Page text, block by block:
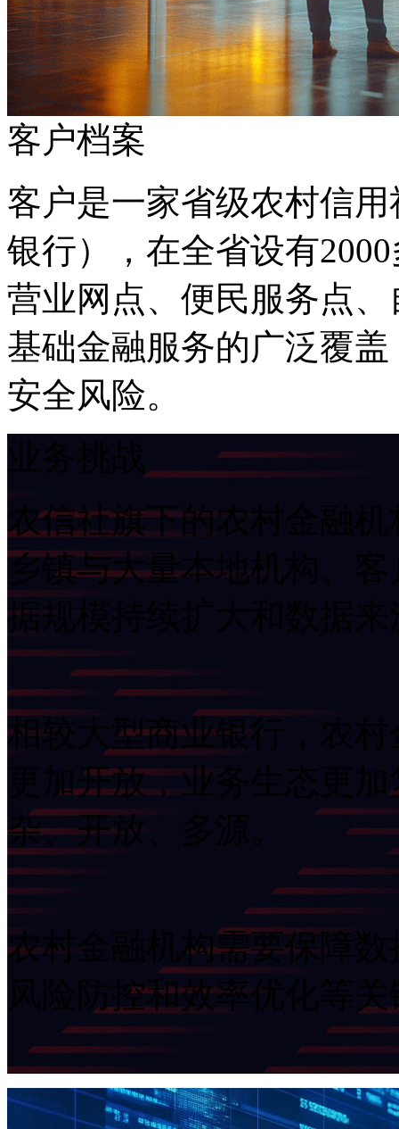
客户档案
客户是一家省级农村信用
银行），在全省设有
营业网点、便民服务点
基础金融服务的广泛覆盖
安全风险。
农信社旗下的农村金融机构
乡镇与大量本地机构、
据规模持续扩大和数据
相较大型商业银行，
更加开放，业务生态更
杂、开放、多源。
农村金融机构需要保障数
风险防控和效率优化等